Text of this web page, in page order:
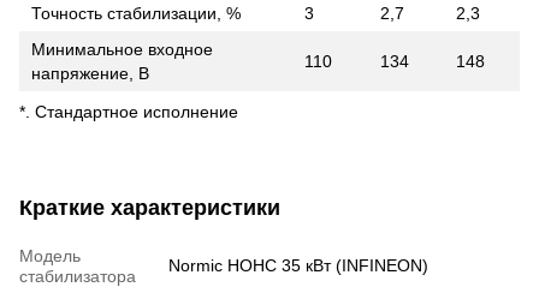
Точность стабилизации, %
3 2,7
2,3
Минимальное входное
напряжение, В
110 134 148
*. Стандартное исполнение
Краткие характеристики
Модель
стабилизатора
Normic НОНС 35 кВт (INFINEON)